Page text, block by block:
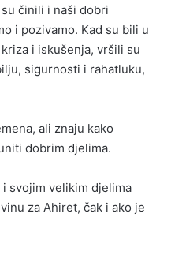
činili i naši dobri
i pozivamo. Kad su bili u
i iskušenja, vršili su
sigurnosti i rahatluku,
ali znaju kako
dobrim djelima.
svojim velikim djelima
za Ahiret, čak i ako je